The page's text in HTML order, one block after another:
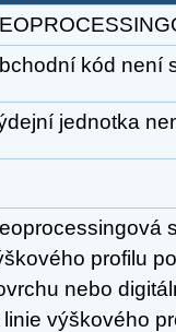
kód není
jednotka
profilu
nebo
linie výškového